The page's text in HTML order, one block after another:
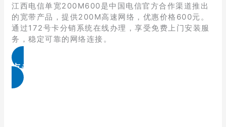
江西电信单宽200M600是中国电信官方合作渠道推出
的宽带产品，提供200M高速网络，优惠价格600元。
通过172号卡分销系统在线办理，享受免费上门安装服
务，稳定可靠的网络连接。
点击免费领取